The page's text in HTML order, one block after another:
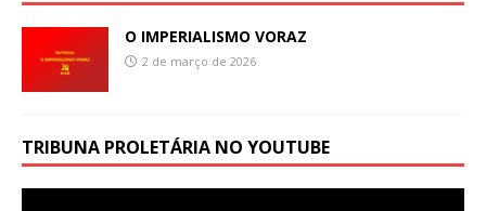
O IMPERIALISMO VORAZ
2 de março de 2026
TRIBUNA PROLETÁRIA NO YOUTUBE